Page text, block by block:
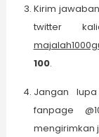
Kirim
twitter
100.
Jangan
fanpage
mengirimkan